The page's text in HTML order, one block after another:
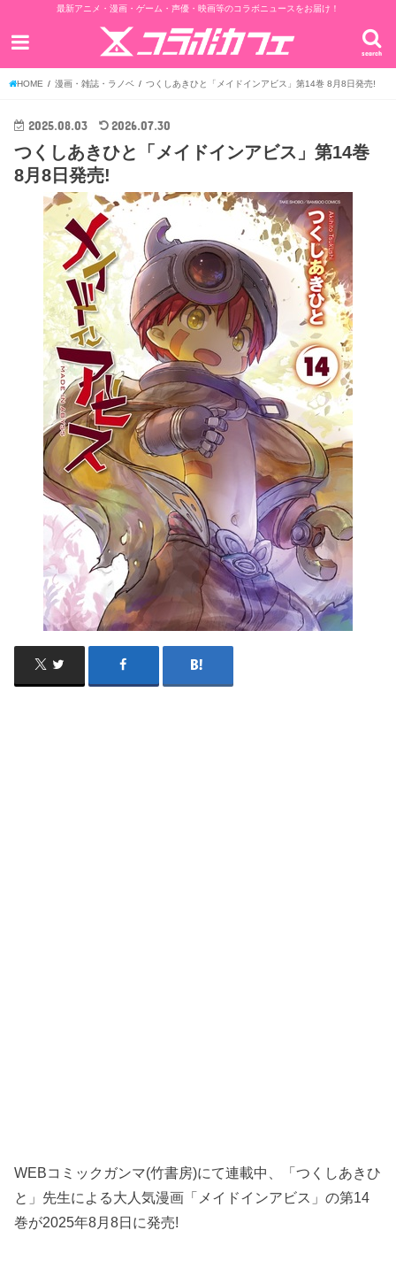
最新アニメ・漫画・ゲーム・声優・映画等のコラボニュースをお届け！
search
HOME 漫画・雑誌・ラノベ つくしあきひと「メイドインアビス」第14巻 8月8日発売!
2025.08.03 2026.07.30
つくしあきひと「メイドインアビス」第14巻
8月8日発売!
WEBコミックガンマ(竹書房)にて連載中、「つくしあきひ
と」先生による大人気漫画「メイドインアビス」の第14
巻が2025年8月8日に発売!